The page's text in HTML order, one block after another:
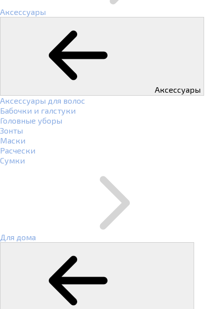
Аксессуары
Аксессуары
Аксессуары для волос
Бабочки и галстуки
Головные уборы
Зонты
Маски
Расчески
Сумки
Для дома